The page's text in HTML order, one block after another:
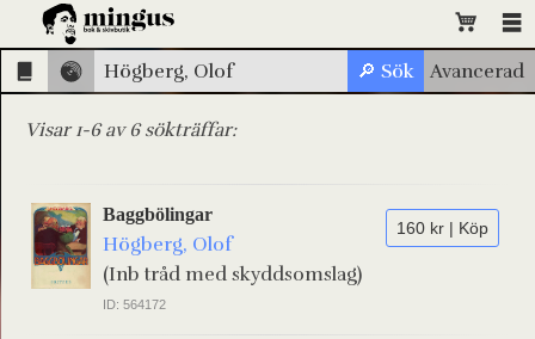
Visar 1-6 av 6 sökträffar:
160 kr | Köp
Baggbölingar
Högberg, Olof
(Inb tråd med skyddsomslag)
ID: 564172